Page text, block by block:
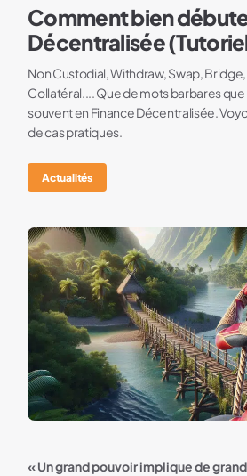
Comment bien
Décentralisée
Non Custodial, Withdraw, Swap,
Collatéral.... Que de mots barbares
souvent en Finance Décentralisée.
de cas pratiques.
Actualités
« Un grand pouvoir implique de